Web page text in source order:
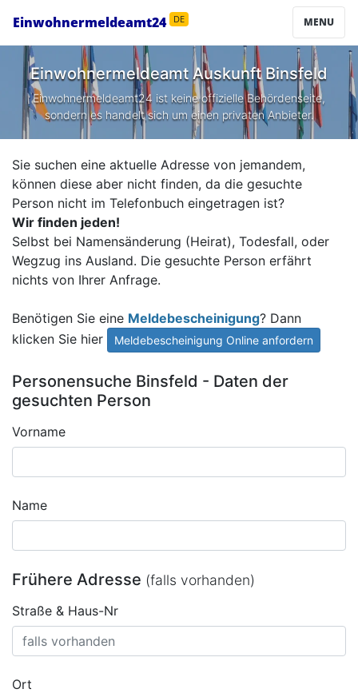
Einwohnermeldeamt24 DE MENU
Einwohnermeldeamt AuskunftBinsfeld
Einwohnermeldeamt24 ist keine offizielle Behördenseite,
sondern es handelt sich um einen privaten Anbieter.
Sie suchen eine aktuelle Adresse von jemandem,
können diese aber nicht finden, da die gesuchte
Person nicht im Telefonbuch eingetragen ist?
Wir finden jeden!
Selbst bei Namensänderung (Heirat), Todesfall, oder
Wegzug ins Ausland. Die gesuchte Person erfährt
nichts von Ihrer Anfrage.
Benötigen Sie eine Meldebescheinigung? Dann
klicken Sie hier
Meldebescheinigung Online anfordern
Personensuche Binsfeld - Daten der
gesuchten Person
Vorname
Name
Frühere Adresse (falls vorhanden)
Straße & Haus-Nr
Ort